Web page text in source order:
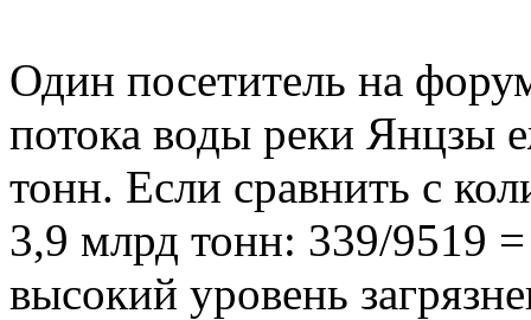
Один посетитель на
потока воды реки Янцзы
тонн. Если сравнить с
3,9 млрд тонн: 339/9519
высокий уровень